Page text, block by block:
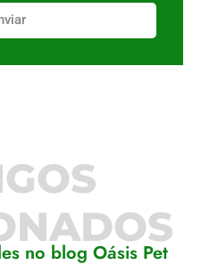
no blog Oásis Pet